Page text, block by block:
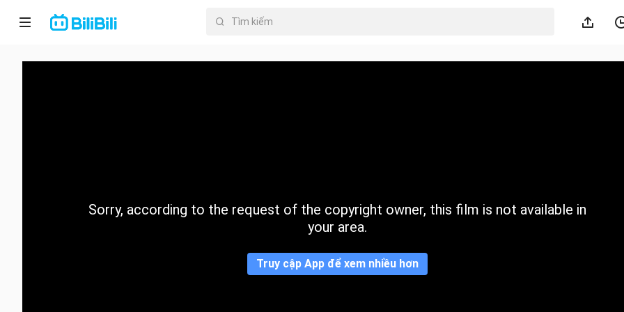
Trang chủ
Sorry, according to the request of the copyright owner, this film is not available in
your area.
Truy cập App để xem nhiều hơn